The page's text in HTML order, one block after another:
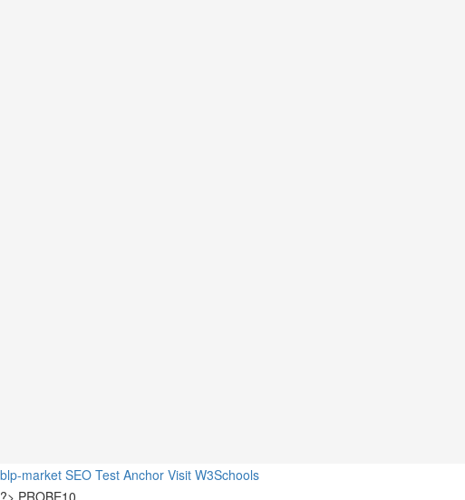
blp-market SEO Test Anchor Visit W3Schools
?>